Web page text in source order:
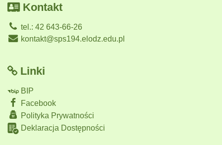
Kontakt
tel.: 42 643-66-26
kontakt@sps194.elodz.edu.pl
Linki
BIP
Facebook
Polityka Prywatności
Deklaracja Dostępności